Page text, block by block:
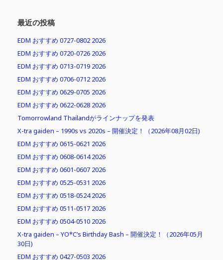
最近の投稿
EDM おすすめ 0727-0802 2026
EDM おすすめ 0720-0726 2026
EDM おすすめ 0713-0719 2026
EDM おすすめ 0706-0712 2026
EDM おすすめ 0629-0705 2026
EDM おすすめ 0622-0628 2026
Tomorrowland Thailandがラインナップを発表
X-tra gaiden – 1990s vs 2020s – 開催決定！（2026年08月02日)
EDM おすすめ 0615-0621 2026
EDM おすすめ 0608-0614 2026
EDM おすすめ 0601-0607 2026
EDM おすすめ 0525-0531 2026
EDM おすすめ 0518-0524 2026
EDM おすすめ 0511-0517 2026
EDM おすすめ 0504-0510 2026
X-tra gaiden – YO*C’s Birthday Bash – 開催決定！（2026年05月
30日)
EDM おすすめ 0427-0503 2026